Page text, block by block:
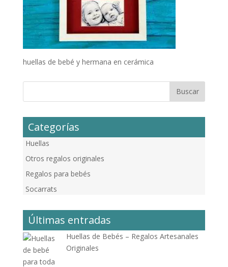
huellas de bebé y hermana en cerámica
Categorías
Huellas
Otros regalos originales
Regalos para bebés
Socarrats
Últimas entradas
Huellas de Bebés – Regalos Artesanales
Originales